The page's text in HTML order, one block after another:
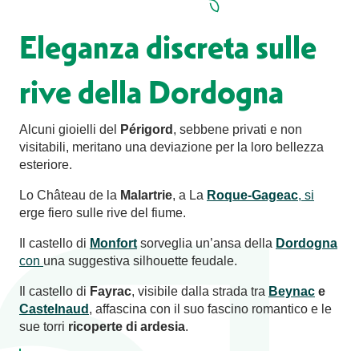
Eleganza discreta sulle
rive della Dordogna
Alcuni gioielli del Périgord , sebbene privati e non
visitabili, meritano una deviazione per la loro bellezza
esteriore.
Lo Château de la Malartrie, a La Roque-Gageac, si
erge fiero sulle rive del fiume.
Il castello di Monfortsorveglia un’ansa della Dordogna
con una suggestiva silhouette feudale.
Il castello di Fayrac, visibile dalla strada tra Beynac e
Castelnaud , affascina con il suo fascino romantico e le
sue torri ricoperte di ardesia.